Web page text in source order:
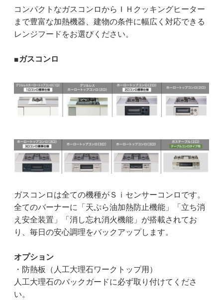
コンパクトなガスコンロからＩＨクッキングヒーター
まで豊富な加熱機器、建物の条件に幅広く対応できる
レンジフードをお選びください。
■ガスコンロ
ガスコンロは全ての機種がＳｉセンサーコンロです。
全てのバーナーに「天ぷら油加熱防止機能」「立ち消
え安全装置」「消し忘れ消火機能」が搭載されてお
り、毎日の安心調理をバックアップします。
オプション
・防熱板（人工大理石ワークトップ用）
人工大理石のバックガードに必ず取り付けてくださ
い。